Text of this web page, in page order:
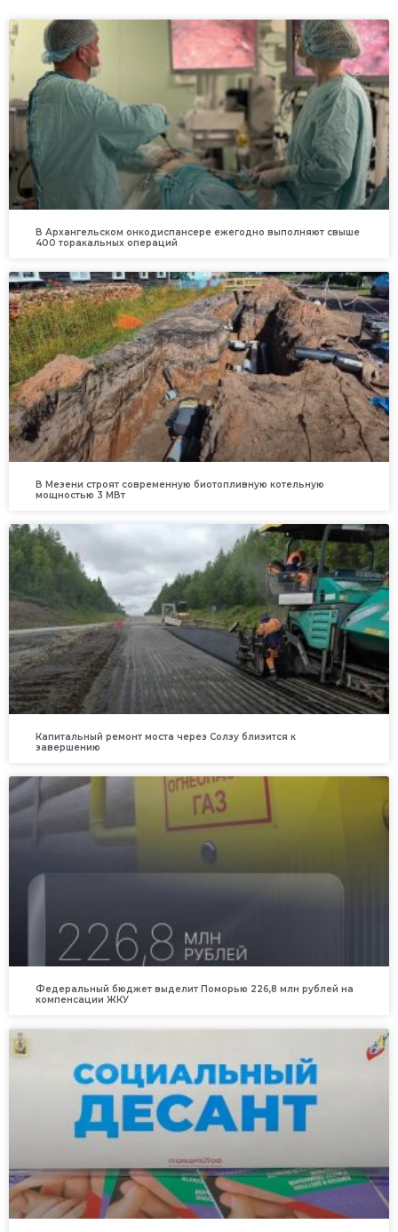
В Архангельском онкодиспансере ежегодно выполняют свыше
400 торакальных операций
В Мезени строят современную биотопливную котельную
мощностью 3 МВт
Капитальный ремонт моста через Солзу близится к
завершению
Федеральный бюджет выделит Поморью 226,8 млн рублей на
компенсации ЖКУ